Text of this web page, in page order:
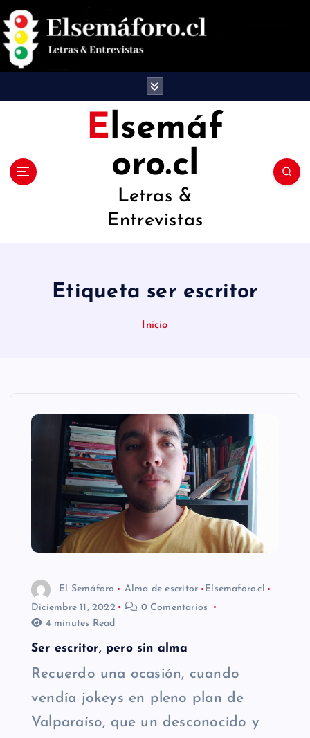
a
Elsemáf
oro.cl
Letras &
Entrevistas
Etiqueta ser escritor
Inicio
El Semáforo Alma de escritor
Elsemaforo.cl
Diciembre 11, 2022
0 Comentarios
4 minutes Read
Ser escritor, pero sin alma
Recuerdo una ocasión, cuando
vendía jokeys en pleno plan de
Valparaíso, que un desconocido y